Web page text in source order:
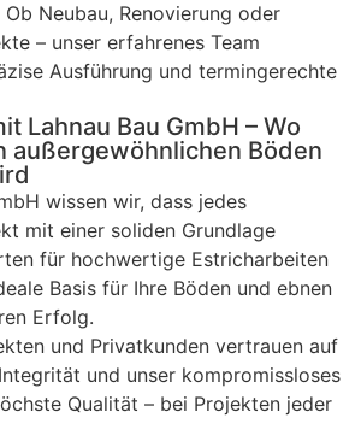
Neubau, Renovierung oder
– unser erfahrenes Team
Ausführung und termingerechte
Lahnau Bau GmbH – Wo
außergewöhnlichen Böden
wissen wir, dass jedes
mit einer soliden Grundlage
für hochwertige Estricharbeiten
Basis für Ihre Böden und ebnen
Erfolg.
und Privatkunden vertrauen auf
und unser kompromissloses
Qualität – bei Projekten jeder